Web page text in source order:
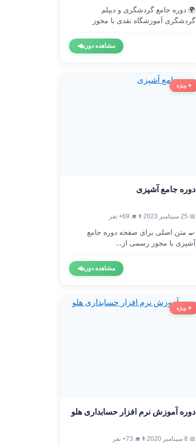
🌍 دوره جامع گردشگری و دیپلم
گردشگری آموزشگاه نقدی با مجوز
مشاهده دوره◀
⭐ ویژه
دوره جامع آشپزی
📅 25 سپتامبر 2023 👨‍🎓 69+ نفر
🍳 متن اصلی برای صفحه دوره جامع
آشپزی با مجوز رسمی از...
مشاهده دوره◀
⭐ ویژه
دوره آموزش نرم افزار حسابداری هلو
📅 8 سپتامبر 2020 👨‍🎓 73+ نفر